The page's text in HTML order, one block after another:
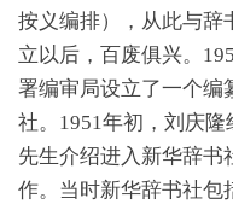
按义编排），从此与辞
立以后，百废俱兴。
署编审局设立了一个
社。1951年初，刘庆
先生介绍进入新华辞书
作。当时新华辞书社包